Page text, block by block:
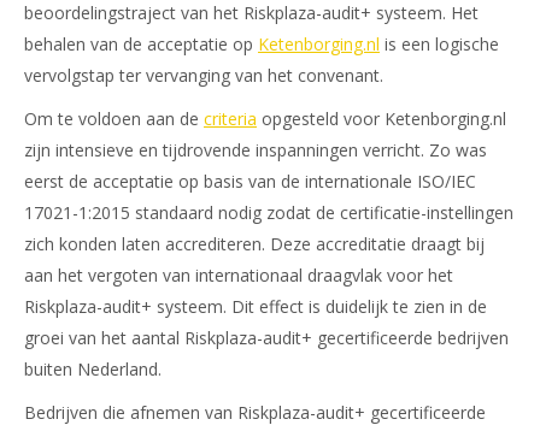
beoordelingstraject van het Riskplaza-audit+ systeem. Het
behalen van de acceptatie op Ketenborging.nl is een logische
vervolgstap ter vervanging van het convenant.
Om te voldoen aan de criteria opgesteld voor Ketenborging.nl
zijn intensieve en tijdrovende inspanningen verricht. Zo was
eerst de acceptatie op basis van de internationale ISO/IEC
17021-1:2015 standaard nodig zodat de certificatie-instellingen
zich konden laten accrediteren. Deze accreditatie draagt bij
aan het vergoten van internationaal draagvlak voor het
Riskplaza-audit+ systeem. Dit effect is duidelijk te zien in de
groei van het aantal Riskplaza-audit+ gecertificeerde bedrijven
buiten Nederland.
Bedrijven die afnemen van Riskplaza-audit+ gecertificeerde